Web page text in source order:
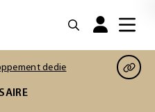
dedie